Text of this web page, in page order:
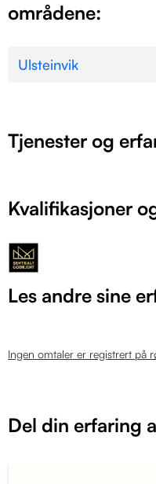
områdene:
Ulsteinvik
Tjenester og
Kvalifikasjoner
Les andre sine
Ingen omtaler er registrert på
Del din erfaring